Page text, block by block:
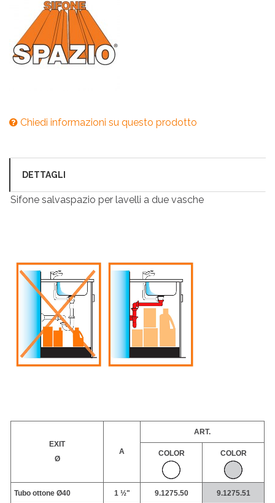
Chiedi informazioni su questo prodotto
DETTAGLI
Sifone salvaspazio per lavelli a due vasche
EXIT
Ø
A
ART.
COLOR COLOR
Tubo ottone Ø40 1 ½" 9.1275.50 9.1275.51